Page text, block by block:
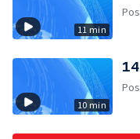
11 min
10 min